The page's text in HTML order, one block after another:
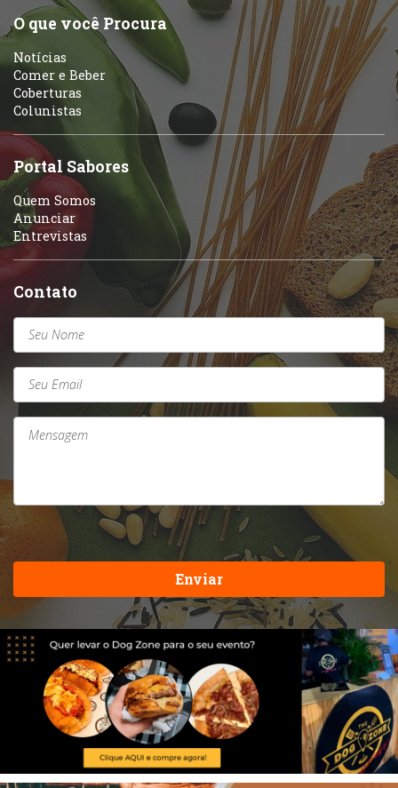
O que você Procura
Notícias
Comer e Beber
Coberturas
Colunistas
Portal Sabores
Quem Somos
Anunciar
Entrevistas
Contato
Enviar